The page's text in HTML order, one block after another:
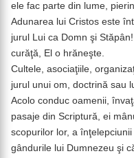
ele fac parte din lume,
Adunarea lui Cristos este
jurul Lui ca Domn şi
curăţă, El o hrăneşte.
Cultele, asociaţiile,
jurul unui om, doctrină sau
Acolo conduc oamenii,
pasaje din Scriptură, ei
scopurilor lor, a
gândurile lui Dumnezeu şi